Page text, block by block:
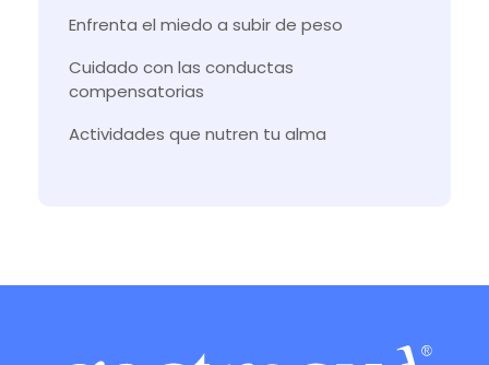
Enfrenta el miedo a subir de peso
Cuidado con las conductas
compensatorias
Actividades que nutren tu alma